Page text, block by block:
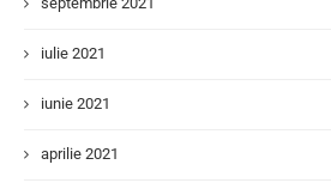
iulie 2021
iunie 2021
aprilie 2021